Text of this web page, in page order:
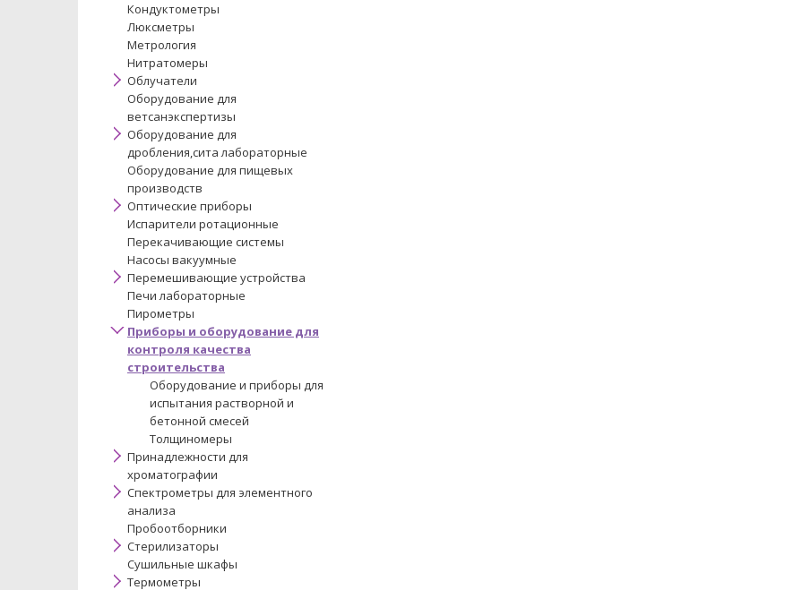
Кондуктометры
Люксметры
Метрология
Нитратомеры
Облучатели
Оборудование для
ветсанэкспертизы
Оборудование для
дробления,сита лабораторные
Оборудование для пищевых
производств
Оптические приборы
Испарители ротационные
Перекачивающие системы
Насосы вакуумные
Перемешивающие устройства
Печи лабораторные
Пирометры
Приборы и оборудование для
контроля качества
строительства
Оборудование и приборы для
испытания растворной и
бетонной смесей
Толщиномеры
Принадлежности для
хроматографии
Спектрометры для элементного
анализа
Пробоотборники
Стерилизаторы
Сушильные шкафы
Термометры